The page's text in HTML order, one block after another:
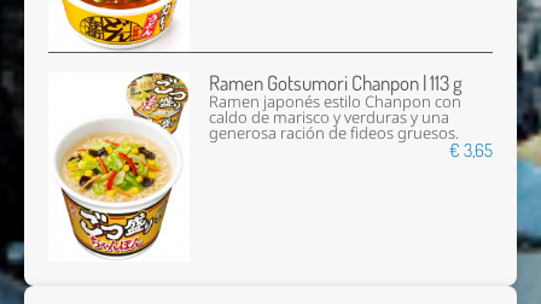
Ramen Gotsumori Chanpon | 113 g
Ramen japonés estilo Chanpon con
caldo de marisco y verduras y una
generosa ración de fideos gruesos.
€ 3,65